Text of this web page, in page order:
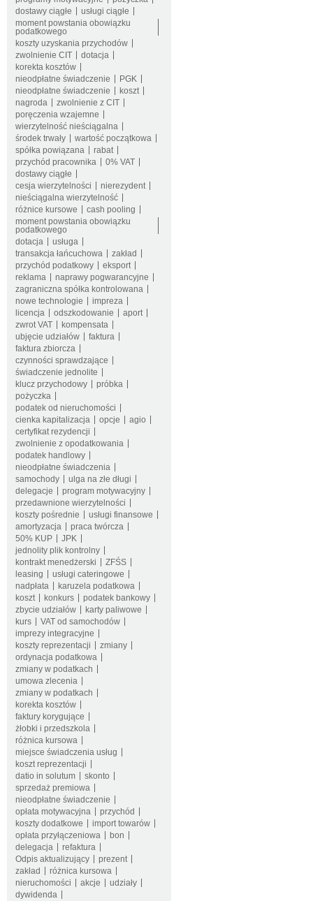
dostawy ciągłe
usługi ciągłe
moment powstania obowiązku
podatkowego
koszty uzyskania przychodów
zwolnienie CIT
dotacja
korekta kosztów
nieodpłatne świadczenie
PGK
nieodpłatne świadczenie
koszt
nagroda
zwolnienie z CIT
poręczenia wzajemne
wierzytelność nieściągalna
środek trwały
wartość początkowa
spółka powiązana
rabat
przychód pracownika
0% VAT
dostawy ciągłe
cesja wierzytelności
nierezydent
nieściągalna wierzytelność
różnice kursowe
cash pooling
moment powstania obowiązku
podatkowego
dotacja
usługa
transakcja łańcuchowa
zakład
przychód podatkowy
eksport
reklama
naprawy pogwarancyjne
zagraniczna spółka kontrolowana
nowe technologie
impreza
licencja
odszkodowanie
aport
zwrot VAT
kompensata
ubjęcie udziałów
faktura
faktura zbiorcza
czynności sprawdzające
świadczenie jednolite
klucz przychodowy
próbka
pożyczka
podatek od nieruchomości
cienka kapitalizacja
opcje
agio
certyfikat rezydencji
zwolnienie z opodatkowania
podatek handlowy
nieodpłatne świadczenia
samochody
ulga na złe długi
delegacje
program motywacyjny
przedawnione wierzytelności
koszty pośrednie
usługi finansowe
amortyzacja
praca twórcza
50% KUP
JPK
jednolity plik kontrolny
kontrakt menedżerski
ZFŚS
leasing
usługi cateringowe
nadpłata
karuzela podatkowa
koszt
konkurs
podatek bankowy
zbycie udziałów
karty paliwowe
kurs
VAT od samochodów
imprezy integracyjne
koszty reprezentacji
zmiany
ordynacja podatkowa
zmiany w podatkach
umowa zlecenia
zmiany w podatkach
korekta kosztów
faktury korygujące
żłobki i przedszkola
różnica kursowa
miejsce świadczenia usług
koszt reprezentacji
datio in solutum
skonto
sprzedaż premiowa
nieodpłatne świadczenie
opłata motywacyjna
przychód
koszty dodatkowe
import towarów
opłata przyłączeniowa
bon
delegacja
refaktura
Odpis aktualizujący
prezent
zakład
różnica kursowa
nieruchomości
akcje
udziały
dywidenda